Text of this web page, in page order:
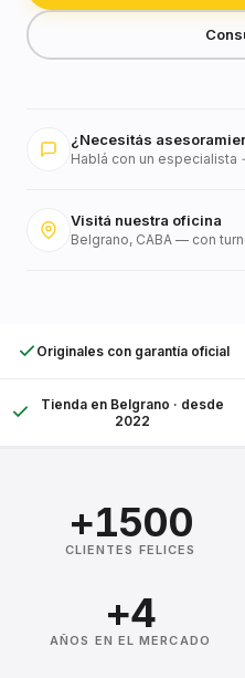
¿Necesitás
Hablá con un especialista
Visitá nuestra oficina
Belgrano, CABA — con
Originales con garantía oficial
Tienda en Belgrano · desde
2022
+1500
CLIENTES FELICES
+4
AÑOS EN EL MERCADO